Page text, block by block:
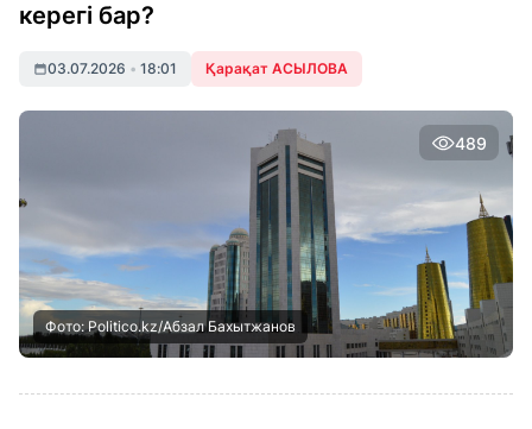
керегі бар?
03.07.2026 • 18:01 Қарақат АСЫЛОВА
489
Фото: Politico.kz/Абзал Бахытжанов